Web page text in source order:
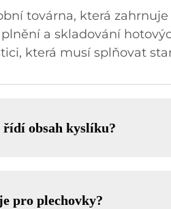
továrna, která
a skladování
která musí splňovat
obsah kyslíku?
pro plechovky?